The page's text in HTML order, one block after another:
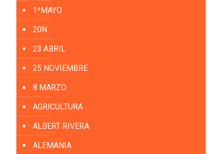
1ºMAYO
20N
23 ABRIL
25 NOVIEMBRE
8 MARZO
AGRICULTURA
ALBERT RIVERA
ALEMANIA